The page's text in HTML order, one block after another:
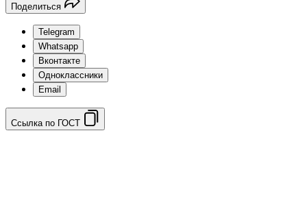
Поделиться
Telegram
Whatsapp
Вконтакте
Одноклассники
Email
Ссылка по ГОСТ